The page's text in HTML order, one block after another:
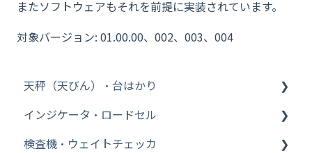
またソフトウェアもそれを前提に実装されています。
対象バージョン: 01.00.00、002、003、004
天秤（天びん）・台はかり
その他【WinCT】
分析機器
インジケータ・ロードセル
インジケータ
検査機・ウェイトチェッカ